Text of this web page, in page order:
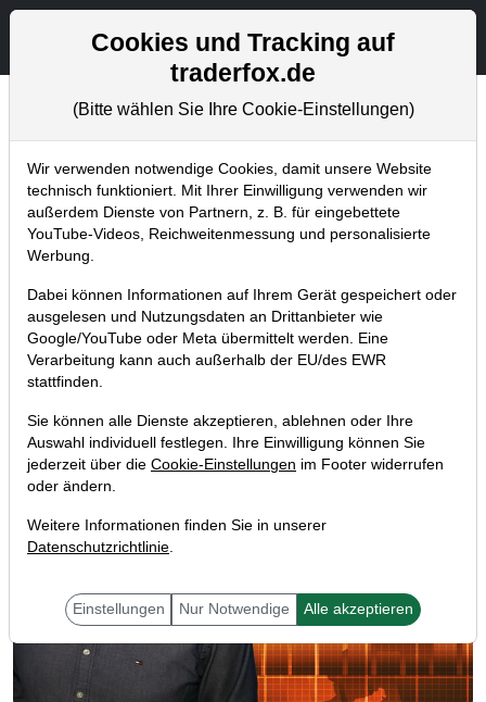
Aktien- und Artikelsuche
Trader-Blog
Home Blog Trader-Blog
Trader Race Winter 2021: Es gibt
wieder spannende Preise zu
gewinnen!
12.01.2021 um 12:02 Uhr | A. Zehetner
Cookies und Tracking auf
traderfox.de
(Bitte wählen Sie Ihre Cookie-Einstellungen)
Wir verwenden notwendige Cookies, damit unsere Website
technisch funktioniert. Mit Ihrer Einwilligung verwenden wir
außerdem Dienste von Partnern, z. B. für eingebettete
YouTube-Videos, Reichweitenmessung und personalisierte
Werbung.
Dabei können Informationen auf Ihrem Gerät gespeichert oder
ausgelesen und Nutzungsdaten an Drittanbieter wie
Google/YouTube oder Meta übermittelt werden. Eine
Verarbeitung kann auch außerhalb der EU/des EWR
stattfinden.
Sie können alle Dienste akzeptieren, ablehnen oder Ihre
Auswahl individuell festlegen. Ihre Einwilligung können Sie
jederzeit über die Cookie-Einstellungen im Footer widerrufen
oder ändern.
Weitere Informationen finden Sie in unserer
Datenschutzrichtlinie.
Einstellungen Nur Notwendige Alle akzeptieren